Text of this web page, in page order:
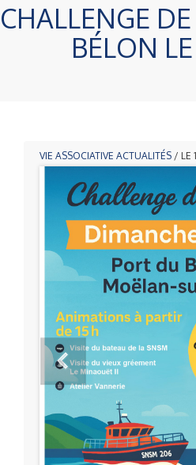
CHALLENGE
BÉLON
VIE ASSOCIATIVE ACTUALITÉS / LE